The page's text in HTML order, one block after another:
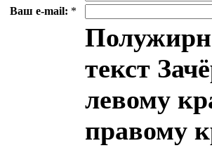
Ваш e-mail: *
текст
левому
правому